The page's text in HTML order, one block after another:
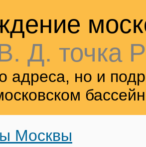
Д. точка
адреса, но и
Москвы